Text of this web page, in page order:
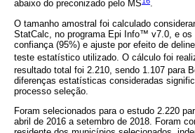
abaixo do preconizado pelo MS
.
O tamanho amostral foi calculado
StatCalc, no programa Epi Info™ v7.0, e os
confiança (95%) e ajuste por efeito de
teste estatístico utilizado. O cálculo foi
resultado total foi 2.210, sendo 1.107 para
diferenças estatísticas consideradas
processo seleção.
Foram selecionados para o estudo 2.220
abril de 2016 a setembro de 2018. Foram